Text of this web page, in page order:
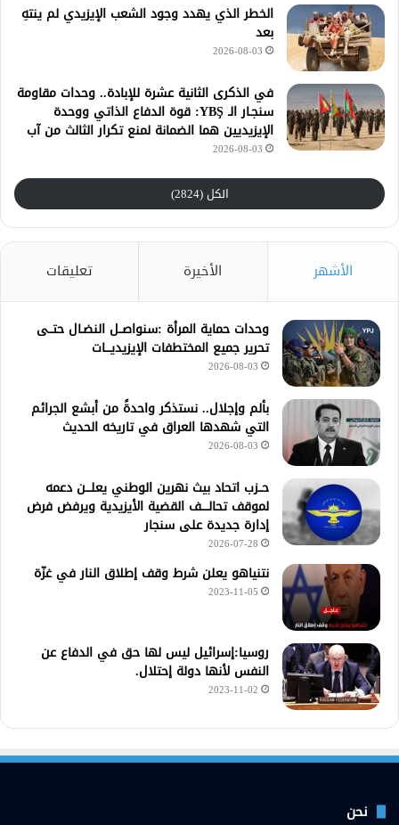
الخطر الذي يهدد وجود الشعب الإيزيدي لم ينتهِ
بعد
2026-08-03
في الذكرى الثانية عشرة للإبادة.. وحدات مقاومة
سنجـار الـ YBŞ: قوة الدفاع الذاتي ووحدة
الإيزيديين هما الضمانة لمنع تكرار الثالث من آب
2026-08-03
الكل (2824)
الأشهر الأخيرة تعليقات
وحدات حماية المرأة :سنواصــل النضـال حتــى
تحرير جميع المختطفات الإيزيديـــات
2026-08-03
بألم وإجلال.. نستذكر واحدةً من أبشع الجرائم
التي شهدها العراق في تاريخه الحديث
2026-08-03
حــزب اتحاد بيث نهرين الوطني يعلـــن دعمه
لموقف تحالــــف القضية الأيزيدية ويرفض فرض
إدارة جديدة على سنجار
2026-07-28
نتنياهو يعلن شرط وقف إطلاق النار في غزّة
2023-11-05
روسيا:إسرائيل ليس لها حق في الدفاع عن
النفس لأنها دولة إحتلال.
2023-11-02
نحن